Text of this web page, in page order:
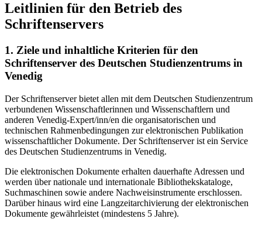
Leitlinien für den Betrieb des
Schriftenservers
1. Ziele und inhaltliche Kriterien für den
Schriftenserver des Deutschen Studienzentrums in
Venedig
Der Schriftenserver bietet allen mit dem Deutschen Studienzentrum
verbundenen Wissenschaftlerinnen und Wissenschaftlern und
anderen Venedig-Expert/inn/en die organisatorischen und
technischen Rahmenbedingungen zur elektronischen Publikation
wissenschaftlicher Dokumente. Der Schriftenserver ist ein Service
des Deutschen Studienzentrums in Venedig.
Die elektronischen Dokumente erhalten dauerhafte Adressen und
werden über nationale und internationale Bibliothekskataloge,
Suchmaschinen sowie andere Nachweisinstrumente erschlossen.
Darüber hinaus wird eine Langzeitarchivierung der elektronischen
Dokumente gewährleistet (mindestens 5 Jahre).